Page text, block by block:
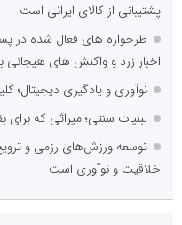
پشتیبانی از کالای ایرانی است
طرحواره های فعال شده در
اخبار زرد و واکنش های هیجانی
نوآوری و یادگیری دیجیتال؛
لبنیات سنتی؛ میراثی که برای
توسعه ورزش‌های رزمی و
خلاقیت و نوآوری است